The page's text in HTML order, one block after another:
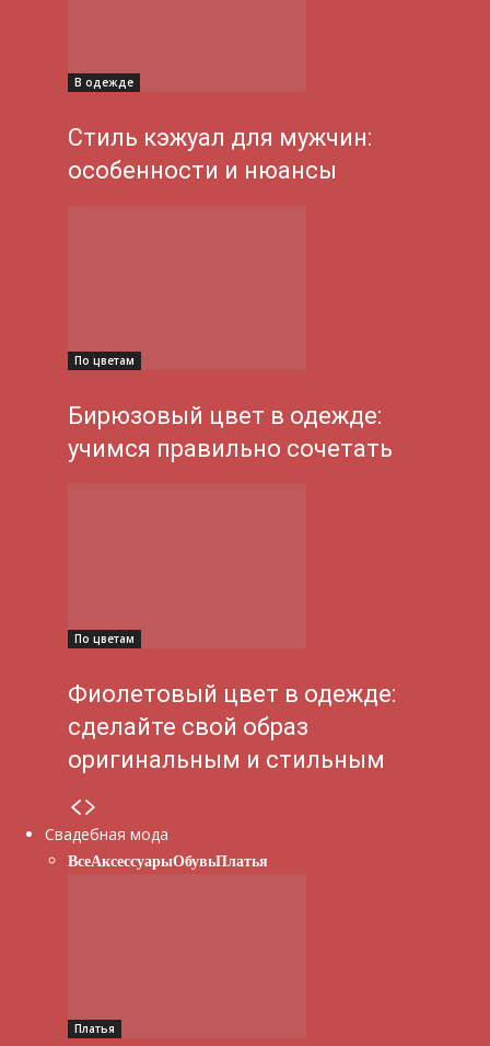
В одежде
Стиль кэжуал для мужчин:
особенности и нюансы
По цветам
Бирюзовый цвет в одежде:
учимся правильно сочетать
По цветам
Фиолетовый цвет в одежде:
сделайте свой образ
оригинальным и стильным
Свадебная мода
ВсеАксессуарыОбувьПлатья
Платья